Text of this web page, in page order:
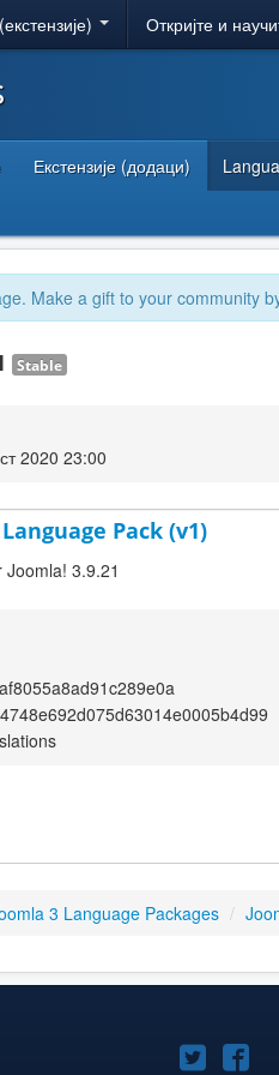
Откријте и
Екстензије (додаци)
Make a gift to your community
Stable
2020 23:00
Pack (v1)
3.9.21
3 Language Packages /
Joomla!